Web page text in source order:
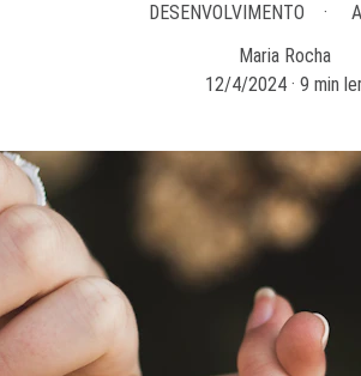
DESENVOLVIMENTO
Maria Rocha
12/4/2024 9 min